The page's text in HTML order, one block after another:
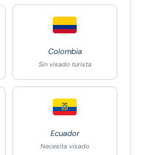
Colombia
Sin visado turista
Ecuador
Necesita visado